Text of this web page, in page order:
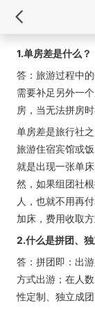
1.单房差是什么？
答：旅游过程中
需要补足另外一
房，当无法拼房时
单房差是旅行社
旅游住宿宾馆或
就是出现一张单
然，如果组团社
人，也就不用再
加床，费用收取
2.什么是拼团、独
答：拼团即：出
方式出游；在人
性定制、独立成团